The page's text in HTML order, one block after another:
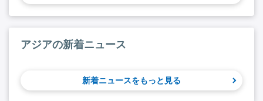
アジアの新着ニュース
新着ニュースをもっと見る